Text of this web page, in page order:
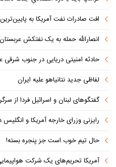
افت صادرات نفت آمریکا به پایین‌ترین حجم
انصارالله حمله به یک نفتکش عربستان
حادثه امنیتی دریایی در جنوب شرقی
لفاظی جدید نتانیاهو علیه ایران
گفتگوهای لبنان و اسرائیل فردا از
رایزنی وزرای خارجه آمریکا و انگلیس
حال تیم خوب است جز پنجره بسته!
آمریکا تحریم‌های یک شرکت